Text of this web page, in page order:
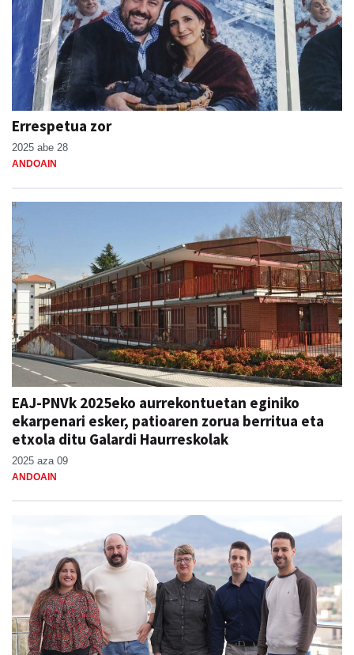
Errespetua zor
2025 abe 28
ANDOAIN
EAJ-PNVk 2025eko aurrekontuetan eginiko
ekarpenari esker, patioaren zorua berritua eta
etxola ditu Galardi Haurreskolak
2025 aza 09
ANDOAIN